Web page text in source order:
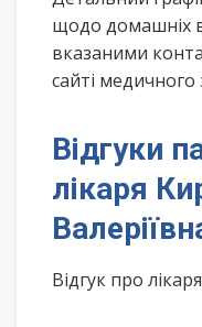
щодо домашніх
вказаними
сайті медичного
Відгуки
лікаря
Відгук про